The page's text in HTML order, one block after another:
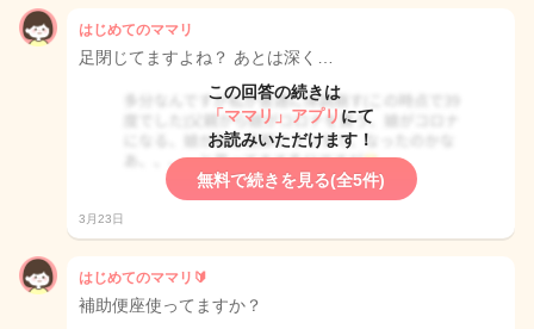
はじめてのママリ
足閉じてますよね？ あとは深く…
この回答の続きは
「ママリ」アプリ にて
お読みいただけます！
無料で続きを見る(全5件)
3月23日
はじめてのママリ🔰
補助便座使ってますか？